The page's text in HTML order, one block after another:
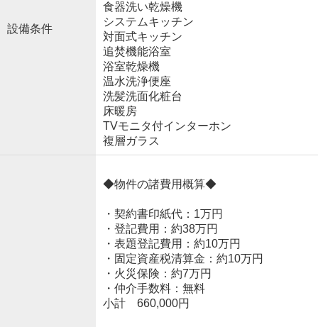
設備条件
食器洗い乾燥機
システムキッチン
対面式キッチン
追焚機能浴室
浴室乾燥機
温水洗浄便座
洗髪洗面化粧台
床暖房
TVモニタ付インターホン
複層ガラス
◆物件の諸費用概算◆
・契約書印紙代：1万円
・登記費用：約38万円
・表題登記費用：約10万円
・固定資産税清算金：約10万円
・火災保険：約7万円
・仲介手数料：無料
小計 660,000円